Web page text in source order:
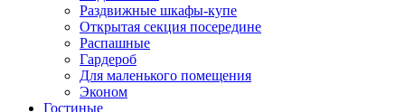
Раздвижные шкафы-купе
Открытая секция посередине
Распашные
Гардероб
Для маленького помещения
Эконом
Гостиные